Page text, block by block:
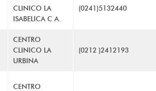
CLINICO LA
ISABELICA C A.
(0241)5132440
CENTRO
CLINICO LA
URBINA
(0212 )2412193
CENTRO